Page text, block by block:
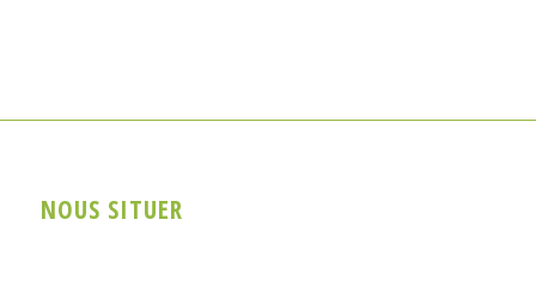
NOUS SITUER